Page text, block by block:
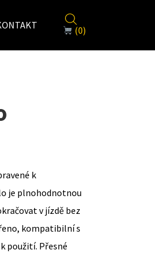
(0)
k
je plnohodnotnou
v jízdě bez
kompatibilní s
použití. Přesné